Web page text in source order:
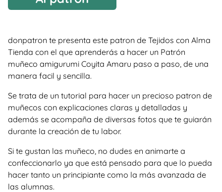
donpatron te presenta este patron de Tejidos con Alma
Tienda con el que aprenderás a hacer un Patrón
muñeco amigurumi Coyita Amaru paso a paso, de una
manera facil y sencilla.
Se trata de un tutorial para hacer un precioso patron de
muñecos con explicaciones claras y detalladas y
además se acompaña de diversas fotos que te guiarán
durante la creación de tu labor.
Si te gustan las muñeco, no dudes en animarte a
confeccionarlo ya que está pensado para que lo pueda
hacer tanto un principiante como la más avanzada de
las alumnas.